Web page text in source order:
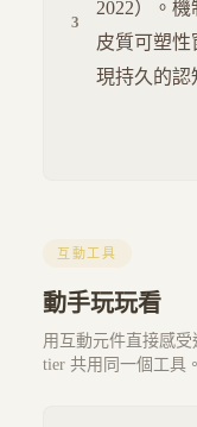
2022）。
皮質可塑
現持久的認
互動工具
動手玩玩看
用互動元件直接感
tier 共用同一個工具。